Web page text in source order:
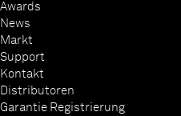
Awards
News
Markt
Support
Kontakt
Distributoren
Garantie Registrierung